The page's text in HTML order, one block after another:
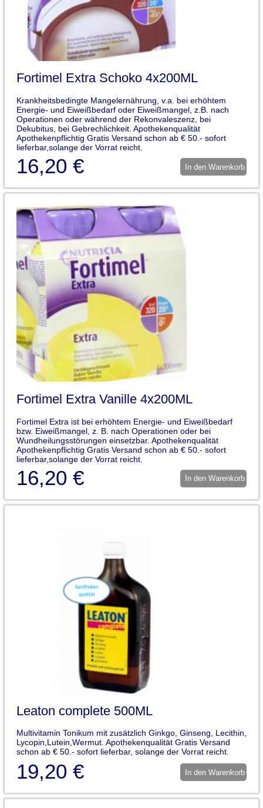
Fortimel Extra Schoko 4x200ML
Krankheitsbedingte Mangelernährung, v.a. bei erhöhtem
Energie- und Eiweißbedarf oder Eiweißmangel, z.B. nach
Operationen oder während der Rekonvaleszenz, bei
Dekubitus, bei Gebrechlichkeit. Apothekenqualität
Apothekenpflichtig Gratis Versand schon ab € 50.- sofort
lieferbar,solange der Vorrat reicht.
16,20 € In den Warenkorb
Fortimel Extra Vanille 4x200ML
Fortimel Extra ist bei erhöhtem Energie- und Eiweißbedarf
bzw. Eiweißmangel, z. B. nach Operationen oder bei
Wundheilungsstörungen einsetzbar. Apothekenqualität
Apothekenpflichtig Gratis Versand schon ab € 50.- sofort
lieferbar,solange der Vorrat reicht.
16,20 € In den Warenkorb
Leaton complete 500ML
Multivitamin Tonikum mit zusätzlich Ginkgo, Ginseng, Lecithin,
Lycopin,Lutein,Wermut. Apothekenqualität Gratis Versand
schon ab € 50.- sofort lieferbar, solange der Vorrat reicht.
19,20 € In den Warenkorb